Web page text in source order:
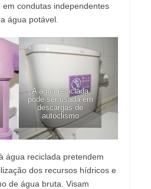
condutas independentes
água potável.
A água reciclada
pode ser usada em
descargas de
autoclismo
água reciclada pretendem
dos recursos hídricos e
de água bruta. Visam